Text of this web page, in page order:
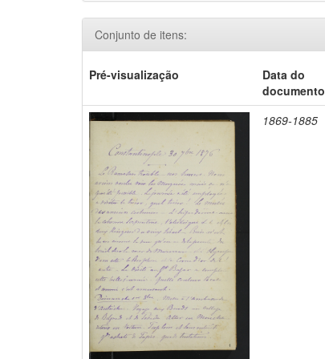
Conjunto de itens:
Pré-visualização
Data do
documento
1869-1885